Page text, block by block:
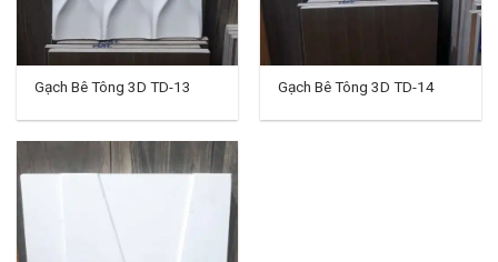
Gạch Bê Tông 3D TD-13 Gạch Bê Tông 3D TD-14